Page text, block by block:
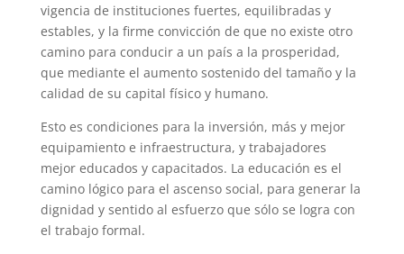
vigencia de instituciones fuertes, equilibradas y
estables, y la firme convicción de que no existe otro
camino para conducir a un país a la prosperidad,
que mediante el aumento sostenido del tamaño y la
calidad de su capital físico y humano.
Esto es condiciones para la inversión, más y mejor
equipamiento e infraestructura, y trabajadores
mejor educados y capacitados. La educación es el
camino lógico para el ascenso social, para generar la
dignidad y sentido al esfuerzo que sólo se logra con
el trabajo formal.